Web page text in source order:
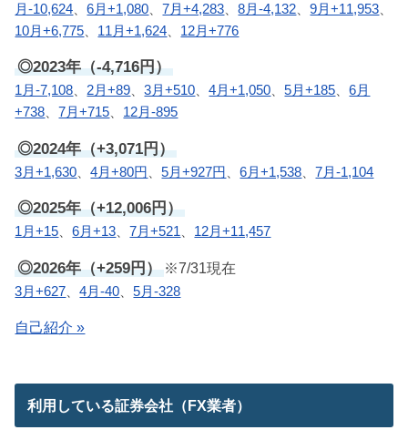
月-10,624 、6月+1,080 、7月+4,283 、8月-4,132 、9月+11,953
10月+6,775
11月+1,624 12月+776
◎2023年（-4,716円）
1月-7,108、2月+89、3月+510、4月+1,050、5月+185、6月
+738、7月+715、 12月-895
◎2024年（+3,071円）
3月+1,630 、4月+80円 、5月+927円 、6月+1,538 、7月-1,104
◎2025年（+12,006円）
1月+15、6月+13、7月+521、 12月+11,457
◎2026年（+259円） ※7/31現在
3月+627 、4月-40 、5月-328
自己紹介 »
利用している証券会社（FX業者）